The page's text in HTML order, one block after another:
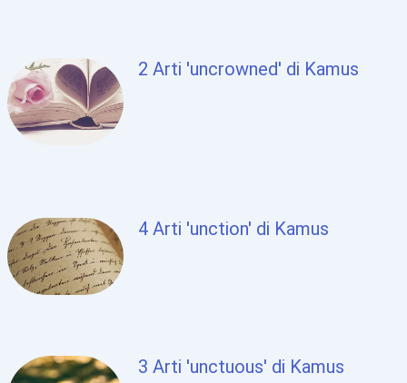
2 Arti 'uncrowned' di Kamus
4 Arti 'unction' di Kamus
3 Arti 'unctuous' di Kamus